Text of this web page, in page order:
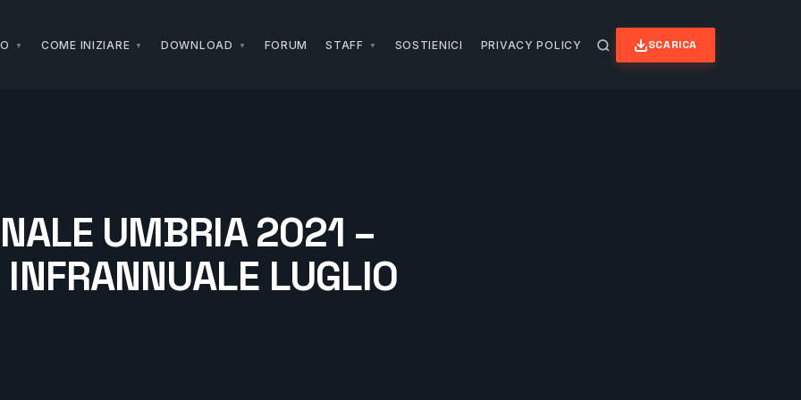
COME INIZIARE DOWNLOAD FORUM STAFF SOSTIENICI PRIVACY POLICY SCARICA
UMBRIA 2021 –
LUGLIO